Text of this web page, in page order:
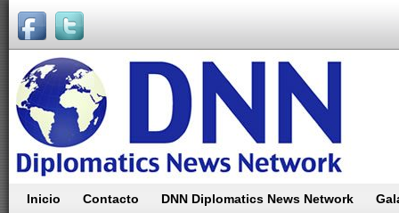
Inicio Contacto DNN Diplomatics News Network